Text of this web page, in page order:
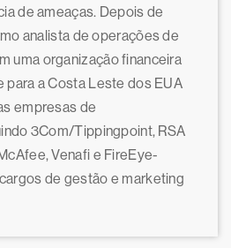
de ameaças. Depois de
analista de operações de
uma organização financeira
para a Costa Leste dos EUA
empresas de
3Com/Tippingpoint, RSA
Venafi e FireEye-
de gestão e marketing